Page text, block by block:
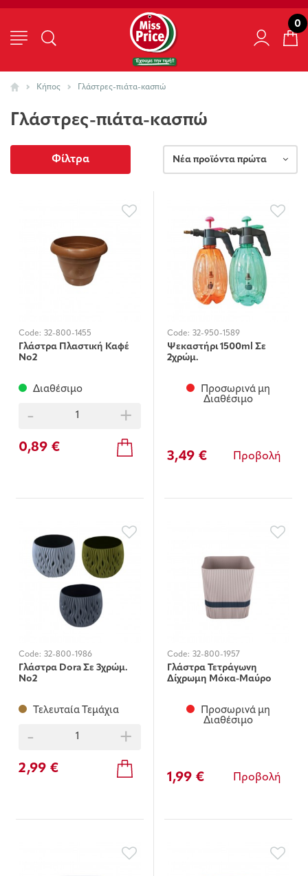
0
Κήπος Γλάστρες-πιάτα-κασπώ
Γλάστρες-πιάτα-κασπώ
Φίλτρα Νέα προϊόντα πρώτα
Code: 32-800-1455
Γλάστρα Πλαστική Καφέ
Νο2
Διαθέσιμο
- +
0,89 €
Code: 32-950-1589
Ψεκαστήρι 1500ml Σε
2χρώμ.
Προσωρινά μη
Διαθέσιμο
3,49 € Προβολή
Code: 32-800-1986
Γλάστρα Dora Σε 3χρώμ.
Νο2
Τελευταία Τεμάχια
- +
2,99 €
Code: 32-800-1957
Γλάστρα Τετράγωνη
Δίχρωμη Μόκα-Μαύρο
Προσωρινά μη
Διαθέσιμο
1,99 € Προβολή